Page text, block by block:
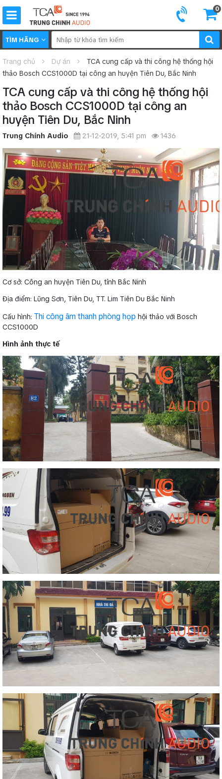
0
TÌM HÃNG
Trang chủ Dự án
TCA cung cấp và thi công hệ thống hội
thảo Bosch CCS1000D tại công an huyện Tiên Du, Bắc Ninh
TCA cung cấp và thi công hệ thống hội
thảo Bosch CCS1000D tại công an
huyện Tiên Du, Bắc Ninh
Trung Chính Audio 21-12-2019, 5:41 pm 1436
Cơ sở: Công an huyện Tiên Du, tỉnh Bắc Ninh
Địa điểm: Lũng Sơn, Tiên Du, TT. Lim Tiên Du Bắc Ninh
Cấu hình: Thi công âm thanh phòng họp hội thảo với Bosch
CCS1000D
Hình ảnh thực tế